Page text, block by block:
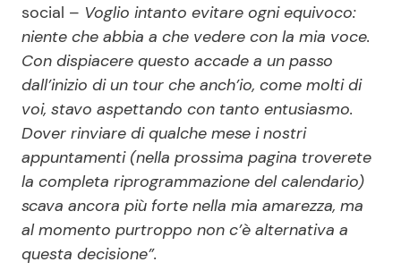
social – Voglio intanto evitare ogni equivoco:
niente che abbia a che vedere con la mia voce.
Con dispiacere questo accade a un passo
dall’inizio di un tour che anch’io, come molti di
voi, stavo aspettando con tanto entusiasmo.
Dover rinviare di qualche mese i nostri
appuntamenti (nella prossima pagina troverete
la completa riprogrammazione del calendario)
scava ancora più forte nella mia amarezza, ma
al momento purtroppo non c’è alternativa a
questa decisione”.